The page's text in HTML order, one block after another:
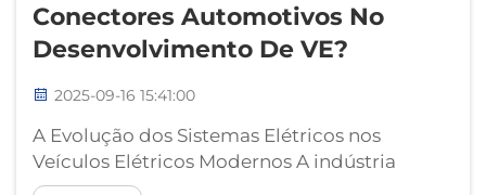
Conectores Automotivos No
Desenvolvimento De VE?
2025-09-16 15:41:00
A Evolução dos Sistemas Elétricos nos
Veículos Elétricos Modernos A indústria
automotiva está testemunhando uma